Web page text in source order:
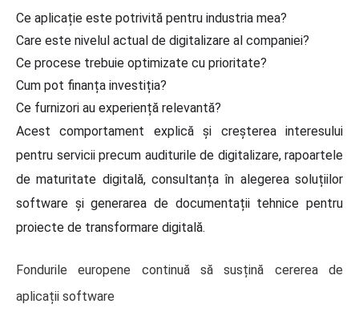
Ce aplicație este potrivită pentru industria mea?
Care este nivelul actual de digitalizare al companiei?
Ce procese trebuie optimizate cu prioritate?
Cum pot finanța investiția?
Ce furnizori au experiență relevantă?
Acest comportament explică și creșterea interesului
pentru servicii precum auditurile de digitalizare, rapoartele
de maturitate digitală, consultanța în alegerea soluțiilor
software și generarea de documentații tehnice pentru
proiecte de transformare digitală.
Fondurile europene continuă să susțină cererea de
aplicații software